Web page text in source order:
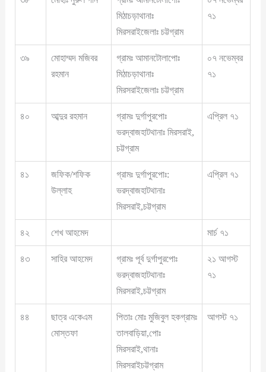
মিঠাচড়াথানাঃ
মিরসরাইজেলাঃ চট্টগ্রাম
৭১
৩৯
মোহাম্মদ মজিবর
রহমান
গ্রামঃ আমানটোলাপোঃ
মিঠাচড়াথানাঃ
মিরসরাইজেলাঃ চট্টগ্রাম
০৭ নভেম্বর
৭১
৪০ আব্দুর রহমান
গ্রামঃ দুর্গাপুরপোঃ
ভরদ্বাজহাটথানাঃ মিরসরাই,
চট্টগ্রাম
এপ্রিল ৭১
৪১
জফিক/শফিক
উল্লাহ
গ্রামঃ দুর্গাপুরপোঃ:
ভরদ্বাজহাটথানাঃ
মিরসরাই,চট্টগ্রাম
এপ্রিল ৭১
৪২ শেখ আহমেদ মার্চ ৭১
৪৩ সাহির আহমেদ
গ্রামঃ পূর্ব দুর্গাপুরপোঃ
ভরদ্বাজহাটথানাঃ
মিরসরাই,চট্টগ্রাম
২১ আগস্ট
৭১
৪৪
ছাত্র একেএম
মোস্তফা
পিতাঃ মোঃ মুজিবুল হকগ্রামঃ
তালবাড়িয়া,পোঃ
মিরসরাই,থানাঃ
মিরসরাইচট্টগ্রাম
আগস্ট ৭১